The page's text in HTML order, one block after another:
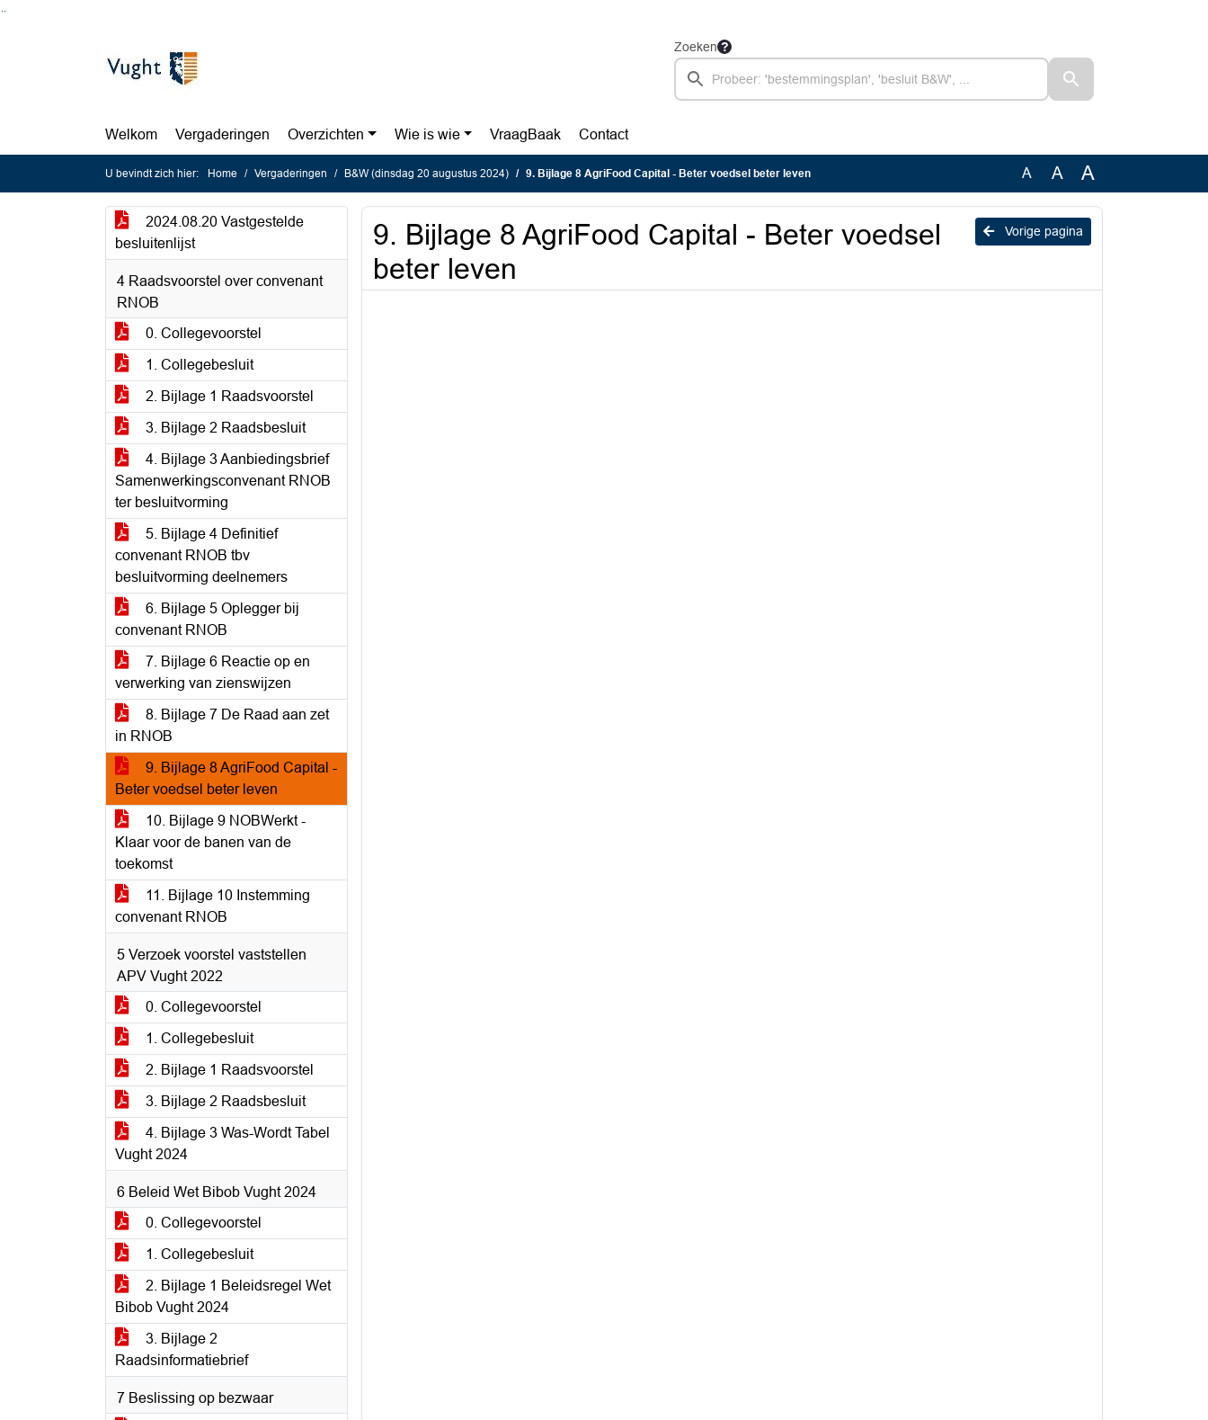
Zoeken
Welkom Vergaderingen Overzichten Wie is wie VraagBaak Contact
U bevindt zich hier: Home Vergaderingen B&W (dinsdag 20 augustus 2024) 9. Bijlage 8 AgriFood Capital - Beter voedsel beter leven A A A
2024.08.20 Vastgestelde
besluitenlijst
4 Raadsvoorstel over convenant
RNOB
0. Collegevoorstel
1. Collegebesluit
2. Bijlage 1 Raadsvoorstel
3. Bijlage 2 Raadsbesluit
4. Bijlage 3 Aanbiedingsbrief
Samenwerkingsconvenant RNOB
ter besluitvorming
5. Bijlage 4 Definitief
convenant RNOB tbv
besluitvorming deelnemers
6. Bijlage 5 Oplegger bij
convenant RNOB
7. Bijlage 6 Reactie op en
verwerking van zienswijzen
8. Bijlage 7 De Raad aan zet
in RNOB
9. Bijlage 8 AgriFood Capital -
Beter voedsel beter leven
10. Bijlage 9 NOBWerkt -
Klaar voor de banen van de
toekomst
11. Bijlage 10 Instemming
convenant RNOB
5 Verzoek voorstel vaststellen
APV Vught 2022
0. Collegevoorstel
1. Collegebesluit
2. Bijlage 1 Raadsvoorstel
3. Bijlage 2 Raadsbesluit
4. Bijlage 3 Was-Wordt Tabel
Vught 2024
6 Beleid Wet Bibob Vught 2024
0. Collegevoorstel
1. Collegebesluit
2. Bijlage 1 Beleidsregel Wet
Bibob Vught 2024
3. Bijlage 2
Raadsinformatiebrief
7 Beslissing op bezwaar
Vorige pagina
9. Bijlage 8 AgriFood Capital - Beter voedsel
beter leven